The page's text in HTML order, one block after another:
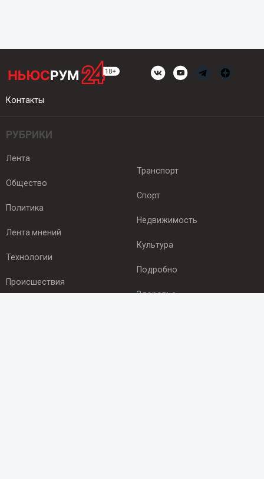
Контакты
РУБРИКИ
Лента
Общество
Политика
Лента мнений
Технологии
Происшествия
Транспорт
Спорт
Недвижимость
Культура
Подробно
Здоровье